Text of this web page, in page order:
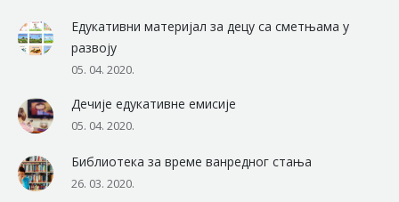
Едукативни материјал за децу са сметњама у
развоју
05. 04. 2020.
Дечије едукативне емисије
05. 04. 2020.
Библиотека за време ванредног стања
26. 03. 2020.